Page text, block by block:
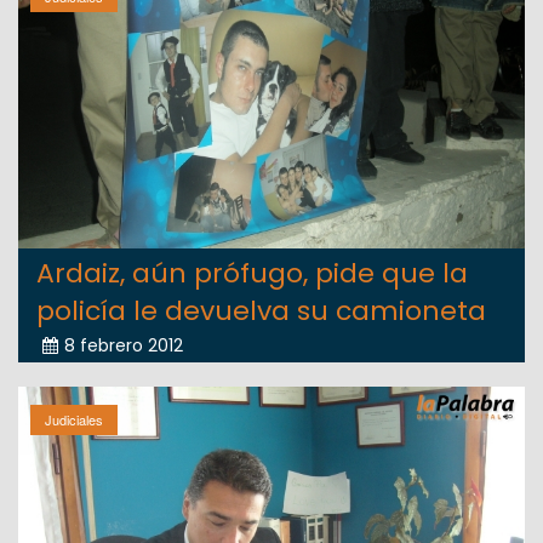
Ardaiz, aún prófugo, pide que la
policía le devuelva su camioneta
8 febrero 2012
Judiciales